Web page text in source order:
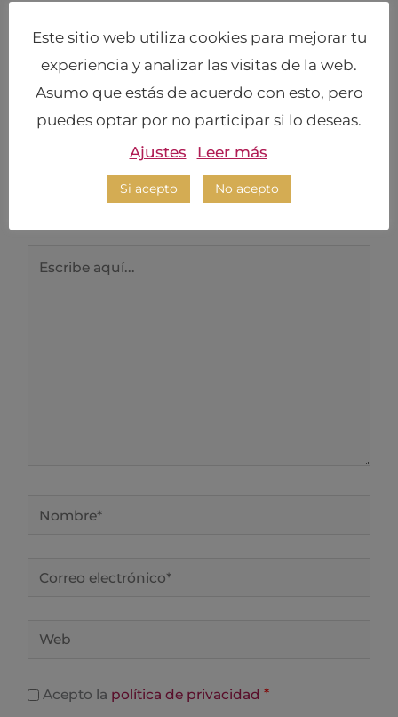
Deja un comentario
Tu dirección de correo electrónico no será
Los campos obligatorios están
Nombre*
Correo
Web
Acepto la política de privacidad *
Este sitio web utiliza cookies para mejorar tu
experiencia y analizar las visitas de la web.
Asumo que estás de acuerdo con esto, pero
puedes optar por no participar si lo deseas.
Ajustes
Leer más
Si acepto No acepto